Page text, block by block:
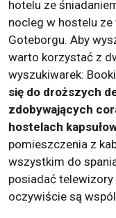
hotelu ze
nocleg w hostelu ze
Goteborgu. Aby
warto korzystać z
wyszukiwarek:
się do droższych
zdobywających
hostelach
pomieszczenia z
wszystkim do
posiadać
oczywiście są